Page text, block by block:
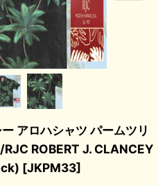
アロハシャツ パームツリ
ROBERT J. CLANCEY
[JKPM33]